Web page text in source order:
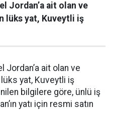
Jordan’a ait olan ve
lüks yat, Kuveytli iş
ait olan ve
yat, Kuveytli iş
bilgilere göre, ünlü iş
yatı için resmi satın